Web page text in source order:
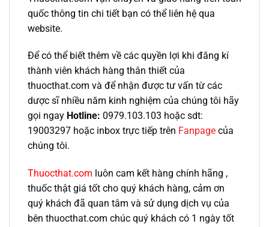
quốc thông tin chi tiết bạn có thể liên hệ qua
website.
Để có thể biết thêm về các quyền lợi khi đăng kí
thành viên khách hàng thân thiết của
thuocthat.com và để nhận được tư vấn từ các
dược sĩ nhiều năm kinh nghiệm của chúng tôi hãy
gọi ngay Hotline: 0979.103.103 hoặc sdt:
19003297 hoặc inbox trực tiếp trên Fanpage của
chúng tôi.
Thuocthat.com luôn cam kết hàng chính hãng ,
thuốc thật giá tốt cho quý khách hàng, cảm ơn
quý khách đã quan tâm và sử dụng dịch vụ của
bên thuocthat.com chúc quý khách có 1 ngày tốt